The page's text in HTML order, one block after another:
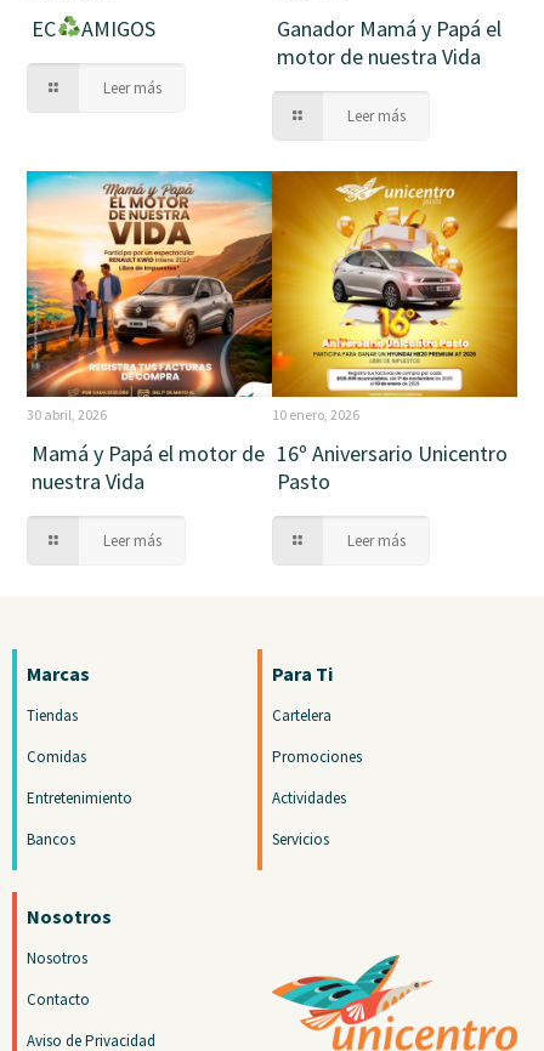
EC AMIGOS
Leer más
Ganador Mamá y Papá el
motor de nuestra Vida
Leer más
30 abril, 2026
Mamá y Papá el motor de
nuestra Vida
Leer más
10 enero, 2026
16º Aniversario Unicentro
Pasto
Leer más
Marcas
Tiendas
Comidas
Entretenimiento
Bancos
Para Ti
Cartelera
Promociones
Actividades
Servicios
Nosotros
Nosotros
Contacto
Aviso de Privacidad